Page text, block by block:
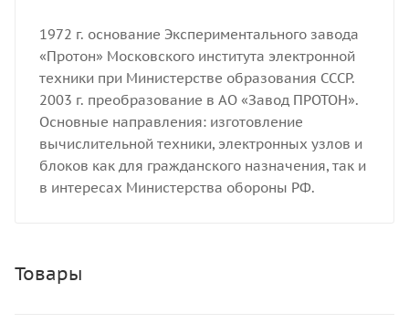
1972 г. основание Экспериментального завода
«Протон» Московского института электронной
техники при Министерстве образования СССР.
2003 г. преобразование в АО «Завод ПРОТОН».
Основные направления: изготовление
вычислительной техники, электронных узлов и
блоков как для гражданского назначения, так и
в интересах Министерства обороны РФ.
Товары